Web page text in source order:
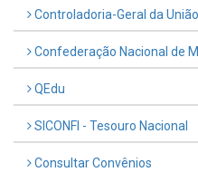
Controladoria-Geral da União
Confederação Nacional de
QEdu
SICONFI - Tesouro Nacional
Consultar Convênios